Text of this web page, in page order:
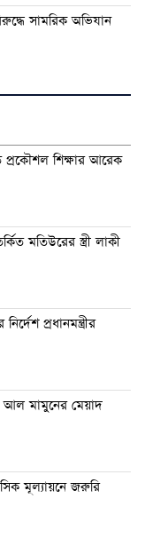
সামরিক অভিযান
প্রকৌশল শিক্ষার আরেক
মতিউরের স্ত্রী লাকী
প্রধানমন্ত্রীর
আল মামুনের মেয়াদ
মূল্যায়নে জরুরি